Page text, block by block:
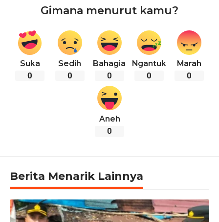
Gimana menurut kamu?
Suka
0
Sedih
0
Bahagia
0
Ngantuk
0
Marah
0
Aneh
0
Berita Menarik Lainnya